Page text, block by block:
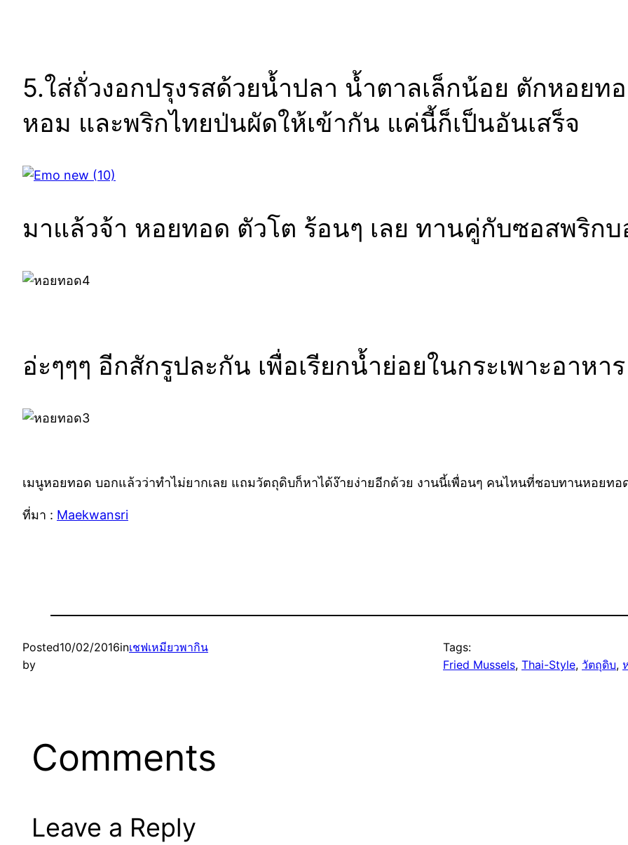
5.ใส่ถั่วงอกปรุงรสด้วยน้ำปลา น้ำตาลเล็กน้อย ตักหอยท
หอม และพริกไทยป่นผัดให้เข้ากัน แค่นี้ก็เป็นอันเสร็จ
มาแล้วจ้า หอยทอด ตัวโต ร้อนๆ เลย ทานคู่กับซอสพริก
อ่ะๆๆๆ อีกสักรูปละกัน เพื่อเรียกน้ำย่อยในกระเพาะอาหาร
เมนูหอยทอด บอกแล้วว่าทำไม่ยากเลย แถมวัตถุดิบก็หาได้ง๊ายง่ายอีกด้วย งานนี้เพื่อนๆ คนไหนที่ชอบทานหอยท
ที่มา : Maekwansri
Posted10/02/2016inเชฟเหมียวพากิน
by
Tags:
Fried Mussels, Thai-Style, วัตถุดิบ,
Comments
Leave a Reply